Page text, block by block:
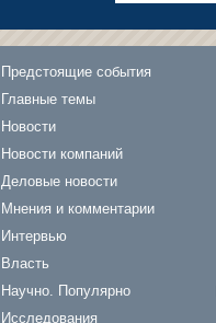
Предстоящие события
Главные темы
Новости
Новости компаний
Деловые новости
Мнения и комментарии
Интервью
Власть
Научно. Популярно
Исследования